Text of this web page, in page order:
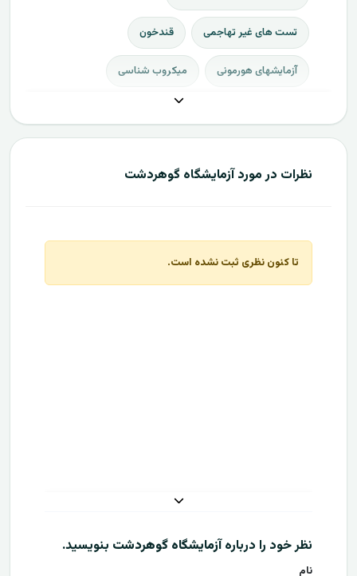
تست های غیر تهاجمی قندخون
آزمایشهای هورمونی میکروب شناسی
نظرات در مورد آزمایشگاه گوهردشت
تا کنون نظری ثبت نشده است.
نظر خود را دربارهآزمایشگاه گوهردشت بنویسید.
نام